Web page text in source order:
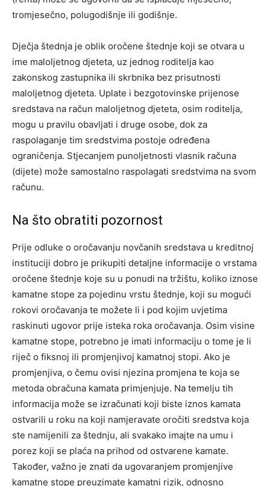
tromjesečno, polugodišnje ili godišnje.
Dječja štednja je oblik oročene štednje koji se otvara u
ime maloljetnog djeteta, uz jednog roditelja kao
zakonskog zastupnika ili skrbnika bez prisutnosti
maloljetnog djeteta. Uplate i bezgotovinske prijenose
sredstava na račun maloljetnog djeteta, osim roditelja,
mogu u pravilu obavljati i druge osobe, dok za
raspolaganje tim sredstvima postoje određena
ograničenja. Stjecanjem punoljetnosti vlasnik računa
(dijete) može samostalno raspolagati sredstvima na svom
računu.
Na što obratiti pozornost
Prije odluke o oročavanju novčanih sredstava u kreditnoj
instituciji dobro je prikupiti detaljne informacije o vrstama
oročene štednje koje su u ponudi na tržištu, koliko iznose
kamatne stope za pojedinu vrstu štednje, koji su mogući
rokovi oročavanja te možete li i pod kojim uvjetima
raskinuti ugovor prije isteka roka oročavanja. Osim visine
kamatne stope, potrebno je imati informaciju o tome je li
riječ o fiksnoj ili promjenjivoj kamatnoj stopi. Ako je
promjenjiva, o čemu ovisi njezina promjena te koja se
metoda obračuna kamata primjenjuje. Na temelju tih
informacija može se izračunati koji biste iznos kamata
ostvarili u roku na koji namjeravate oročiti sredstva koja
ste namijenili za štednju, ali svakako imajte na umu i
porez koji se plaća na prihod od ostvarene kamate.
Također, važno je znati da ugovaranjem promjenjive
kamatne stope preuzimate kamatni rizik, odnosno